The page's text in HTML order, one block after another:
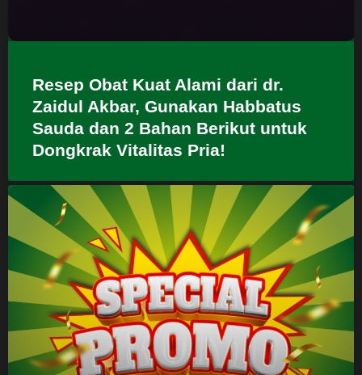
Resep Obat Kuat Alami dari dr.
Zaidul Akbar, Gunakan Habbatus
Sauda dan 2 Bahan Berikut untuk
Dongkrak Vitalitas Pria!